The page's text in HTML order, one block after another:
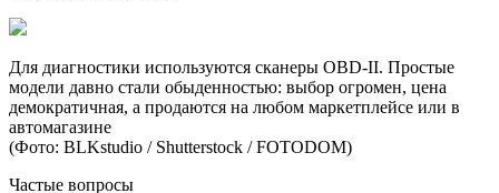
Для диагностики используются сканеры OBD-II. Простые
модели давно стали обыденностью: выбор огромен, цена
демократичная, а продаются на любом маркетплейсе или в
автомагазине
(Фото: BLKstudio / Shutterstock / FOTODOM)
Частые вопросы